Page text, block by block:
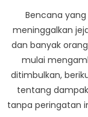
Bencana
meninggalkan
dan banyak
mulai
ditimbulkan,
tentang
tanpa peringatan